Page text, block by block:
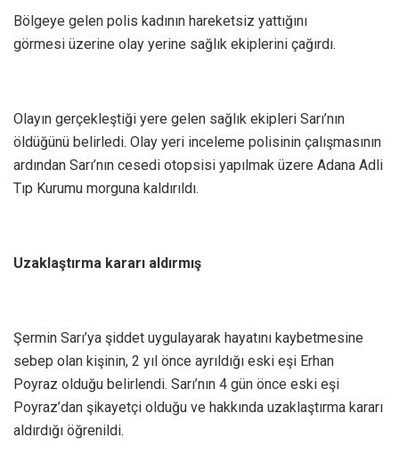
Bölgeye gelen polis kadının hareketsiz yattığını
görmesi üzerine olay yerine sağlık ekiplerini çağırdı.
Olayın gerçekleştiği yere gelen sağlık ekipleri Sarı’nın
öldüğünü belirledi. Olay yeri inceleme polisinin çalışmasının
ardından Sarı’nın cesedi otopsisi yapılmak üzere Adana Adli
Tıp Kurumu morguna kaldırıldı.
Uzaklaştırma kararı aldırmış
Şermin Sarı’ya şiddet uygulayarak hayatını kaybetmesine
sebep olan kişinin, 2 yıl önce ayrıldığı eski eşi Erhan
Poyraz olduğu belirlendi. Sarı’nın 4 gün önce eski eşi
Poyraz’dan şikayetçi olduğu ve hakkında uzaklaştırma kararı
aldırdığı öğrenildi.